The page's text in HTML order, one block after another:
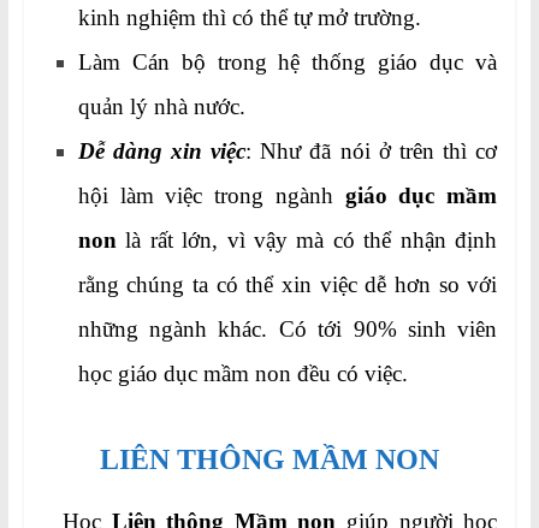
kinh nghiệm thì có thể tự mở trường.
Làm Cán bộ trong hệ thống giáo dục và
quản lý nhà nước.
Dễ dàng xin việc: Như đã nói ở trên thì cơ
hội làm việc trong ngành giáo dục mầm
nonlà rất lớn, vì vậy mà có thể nhận định
rằng chúng ta có thể xin việc dễ hơn so với
những ngành khác. Có tới 90% sinh viên
học giáo dục mầm non đều có việc.
LIÊN THÔNG MẦM NON
HọcLiên thông Mầm non giúp người học